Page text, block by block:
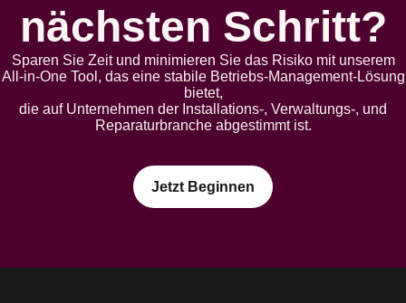
nächsten Schritt?
Sparen Sie Zeit und minimieren Sie das Risiko mit unserem
All-in-One Tool, das eine stabile Betriebs-Management-Lösung
bietet,
die auf Unternehmen der Installations-, Verwaltungs-, und
Reparaturbranche abgestimmt ist.
Jetzt Beginnen